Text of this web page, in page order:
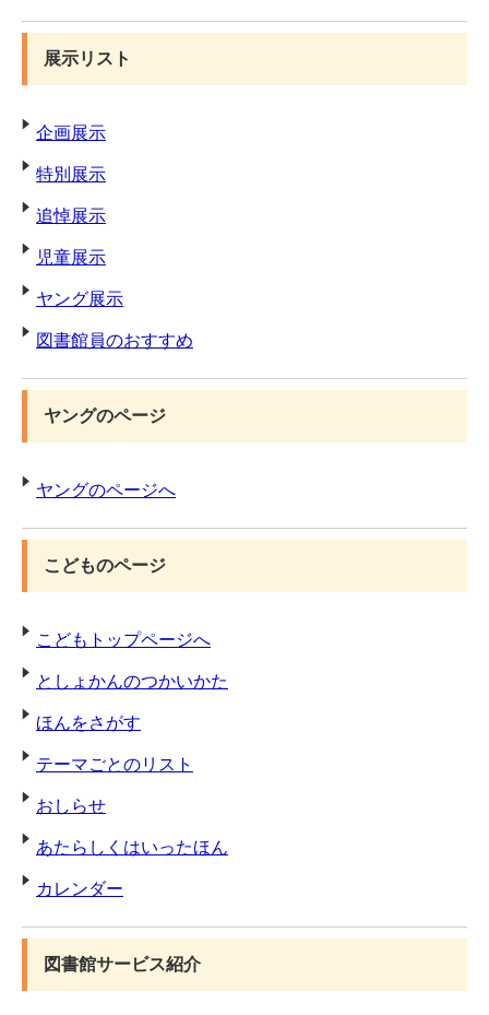
展示リスト
企画展示
特別展示
追悼展示
児童展示
ヤング展示
図書館員のおすすめ
ヤングのページ
ヤングのページへ
こどものページ
こどもトップページへ
としょかんのつかいかた
ほんをさがす
テーマごとのリスト
おしらせ
あたらしくはいったほん
カレンダー
図書館サービス紹介